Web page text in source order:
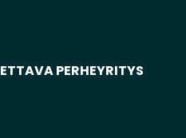
PERHEYRITYS